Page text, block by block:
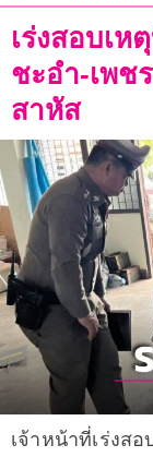
เร่งสอบเห
ชะอำ-เพช
สาหัส
เจ้าหน้าที่เร่งส